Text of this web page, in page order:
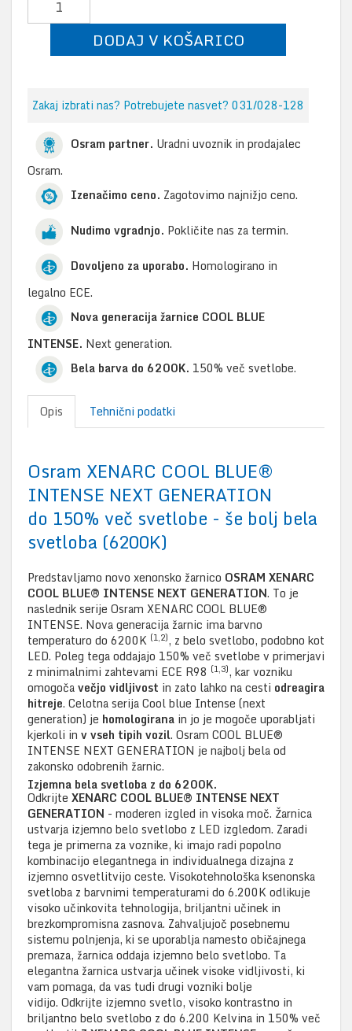
DODAJ V KOŠARICO
Zakaj izbrati nas? Potrebujete nasvet? 031/028-128
Osram partner. Uradni uvoznik in prodajalec
Osram.
Izenačimo ceno. Zagotovimo najnižjo ceno.
Nudimo vgradnjo. Pokličite nas za termin.
Dovoljeno za uporabo. Homologirano in
legalno ECE.
Nova generacija žarnice COOL BLUE
INTENSE. Next generation.
Bela barva do 6200K. 150% več svetlobe.
Opis Tehnični podatki
Osram XENARC COOL BLUE®
INTENSE NEXT GENERATION
do 150% več svetlobe - še bolj bela
svetloba (6200K)
Predstavljamo novo xenonsko žarnico OSRAM XENARC
COOL BLUE® INTENSE NEXT GENERATION. To je
naslednik serije Osram XENARC COOL BLUE®
INTENSE. Nova generacija žarnic ima barvno
temperaturo do 6200K (1,2), z belo svetlobo, podobno kot
LED. Poleg tega oddajajo 150% več svetlobe v primerjavi
z minimalnimi zahtevami ECE R98 (1,3), kar vozniku
omogočavečjo vidljivost in zato lahko na cesti odreagira
hitreje. Celotna serija Cool blue Intense (next
generation) je homologirana in jo je mogoče uporabljati
kjerkoli in v vseh tipih vozil. Osram COOL BLUE®
INTENSE NEXT GENERATION je najbolj bela od
zakonsko odobrenih žarnic.
Izjemna bela svetloba z do 6200K.
Odkrijte XENARC COOL BLUE® INTENSE NEXT
GENERATION - moderen izgled in visoka moč. Žarnica
ustvarja izjemno belo svetlobo z LED izgledom. Zaradi
tega je primerna za voznike, ki imajo radi popolno
kombinacijo elegantnega in individualnega dizajna z
izjemno osvetlitvijo ceste. Visokotehnološka ksenonska
svetloba z barvnimi temperaturami do 6.200K odlikuje
visoko učinkovita tehnologija, briljantni učinek in
brezkompromisna zasnova. Zahvaljujoč posebnemu
sistemu polnjenja, ki se uporablja namesto običajnega
premaza, žarnica oddaja izjemno belo svetlobo. Ta
elegantna žarnica ustvarja učinek visoke vidljivosti, ki
vam pomaga, da vas tudi drugi vozniki bolje
vidijo. Odkrijte izjemno svetlo, visoko kontrastno in
briljantno belo svetlobo z do 6.200 Kelvina in 150% več